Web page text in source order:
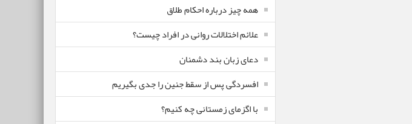
همه چیز درباره احکام طلاق
علائم اختلالات روانی در افراد چیست؟
دعای زبان بند دشمنان
افسردگی پس از سقط جنین را جدی بگیریم
با اگزمای زمستانی چه کنیم؟